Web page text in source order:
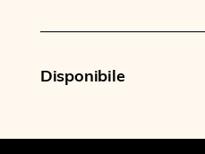
Disponibile